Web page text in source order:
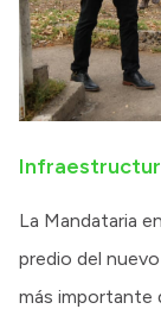
La Mandataria
predio del
más importante